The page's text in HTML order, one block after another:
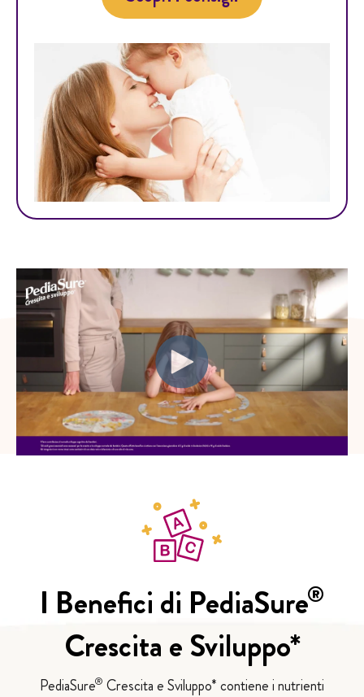
I Benefici di PediaSure®
Crescita e Sviluppo*
PediaSure® Crescita e Sviluppo* contiene i nutrienti